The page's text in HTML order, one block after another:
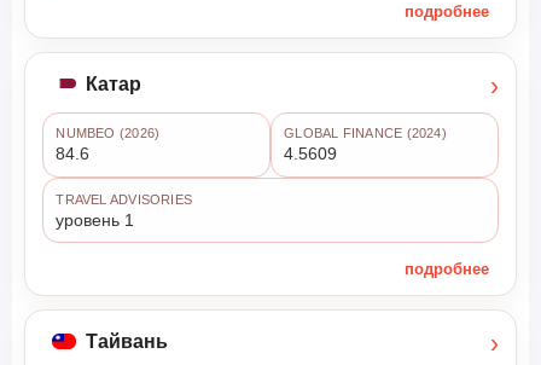
подробнее
Катар ›
NUMBEO (2026)
84.6
GLOBAL FINANCE (2024)
4.5609
TRAVEL ADVISORIES
уровень 1
подробнее
Тайвань ›